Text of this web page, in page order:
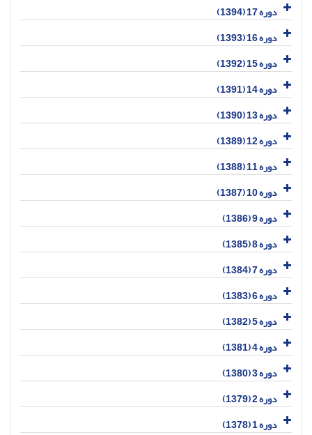
دوره 17 (1394)
دوره 16 (1393)
دوره 15 (1392)
دوره 14 (1391)
دوره 13 (1390)
دوره 12 (1389)
دوره 11 (1388)
دوره 10 (1387)
دوره 9 (1386)
دوره 8 (1385)
دوره 7 (1384)
دوره 6 (1383)
دوره 5 (1382)
دوره 4 (1381)
دوره 3 (1380)
دوره 2 (1379)
دوره 1 (1378)